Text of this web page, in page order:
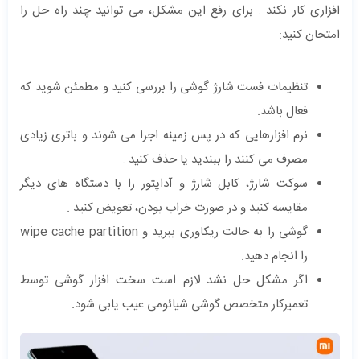
افزاری کار نکند . برای رفع این مشکل، می توانید چند راه حل را
امتحان کنید:
تنظیمات فست شارژ گوشی را بررسی کنید و مطمئن شوید که
فعال باشد.
نرم افزارهایی که در پس زمینه اجرا می شوند و باتری زیادی
مصرف می کنند را ببندید یا حذف کنید .
سوکت شارژ، کابل شارژ و آداپتور را با دستگاه های دیگر
مقایسه کنید و در صورت خراب بودن، تعویض کنید .
گوشی را به حالت ریکاوری ببرید و wipe cache partition
را انجام دهید.
اگر مشکل حل نشد لازم است سخت افزار گوشی توسط
تعمیرکار متخصص گوشی شیائومی عیب یابی شود.